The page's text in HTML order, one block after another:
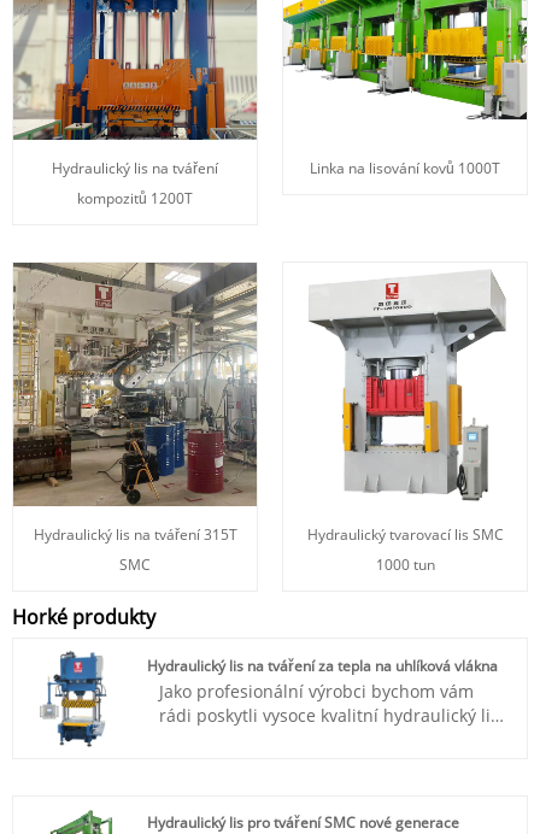
Hydraulický lis na tváření
kompozitů 1200T
Linka na lisování kovů 1000T
Hydraulický lis na tváření 315T
SMC
Hydraulický tvarovací lis SMC
1000 tun
Horké produkty
Hydraulický lis na tváření za tepla na uhlíková vlákna
Jako profesionální výrobci bychom vám
rádi poskytli vysoce kvalitní hydraulický lis
exportního marketingu.
Hydraulický lis pro tváření SMC nové generace